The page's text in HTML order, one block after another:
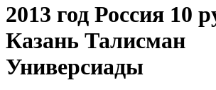
2013 год Россия 10
Казань Талисман
Универсиады